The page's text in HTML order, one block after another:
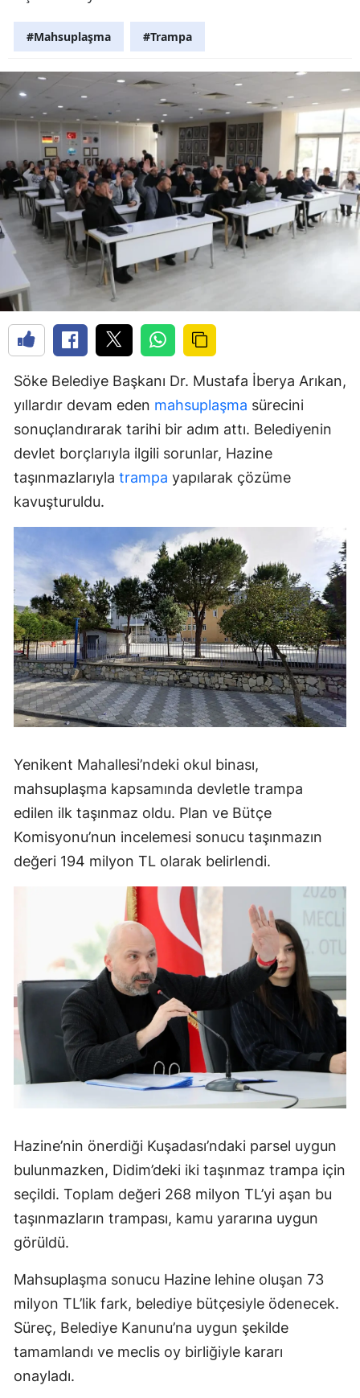
#Mahsuplaşma #Trampa
Söke Belediye Başkanı Dr. Mustafa İberya Arıkan,
yıllardır devam eden mahsuplaşma sürecini
sonuçlandırarak tarihi bir adım attı. Belediyenin
devlet borçlarıyla ilgili sorunlar, Hazine
taşınmazlarıyla trampa yapılarak çözüme
kavuşturuldu.
Yenikent Mahallesi’ndeki okul binası,
mahsuplaşma kapsamında devletle trampa
edilen ilk taşınmaz oldu. Plan ve Bütçe
Komisyonu’nun incelemesi sonucu taşınmazın
değeri 194 milyon TL olarak belirlendi.
Hazine’nin önerdiği Kuşadası’ndaki parsel uygun
bulunmazken, Didim’deki iki taşınmaz trampa için
seçildi. Toplam değeri 268 milyon TL’yi aşan bu
taşınmazların trampası, kamu yararına uygun
görüldü.
Mahsuplaşma sonucu Hazine lehine oluşan 73
milyon TL’lik fark, belediye bütçesiyle ödenecek.
Süreç, Belediye Kanunu’na uygun şekilde
tamamlandı ve meclis oy birliğiyle kararı
onayladı.